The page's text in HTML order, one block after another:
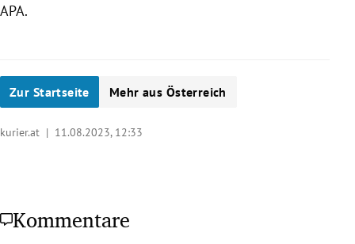
APA.
Zur Startseite Mehr aus Österreich
kurier.at | 11.08.2023, 12:33
Kommentare